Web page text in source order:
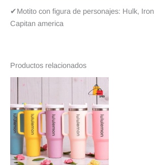
✔Motito con figura de personajes: Hulk,
Capitan america
Productos relacionados